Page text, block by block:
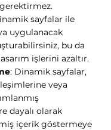
sayfalar ile
uygulanacak
bu da
işlerini azaltır.
: Dinamik sayfalar,
veya
dayalı olarak
içerik göstermeye